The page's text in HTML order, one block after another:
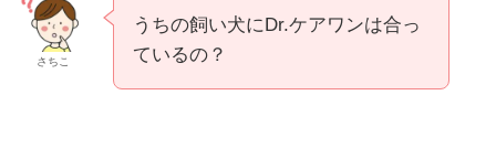
さちこ
うちの飼い犬にDr.ケアワンは合っ
ているの？